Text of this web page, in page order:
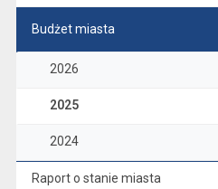
Budżet miasta
2026
2025
2024
Raport o stanie miasta